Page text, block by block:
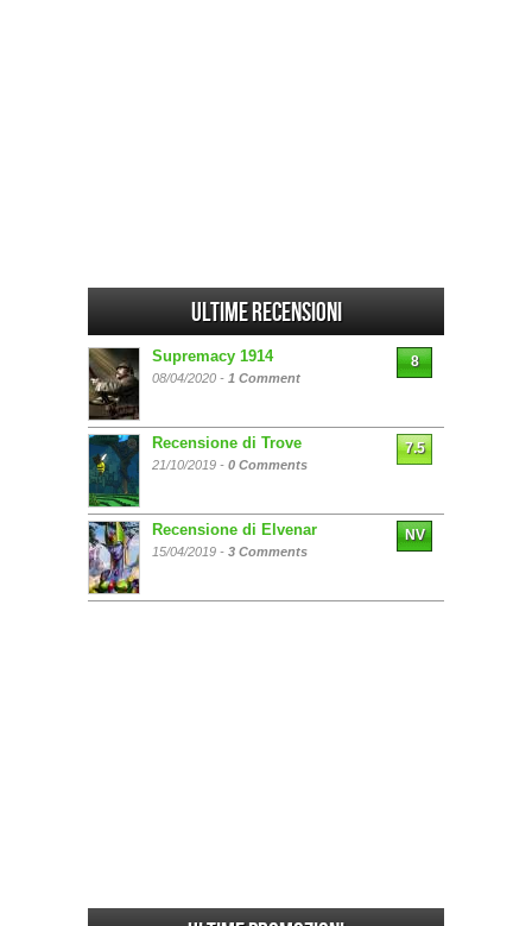
Ultime Recensioni
Supremacy 1914
08/04/2020 - 1 Comment
8
Recensione di Trove
21/10/2019 - 0 Comments
7.5
Recensione di Elvenar
15/04/2019 - 3 Comments
NV